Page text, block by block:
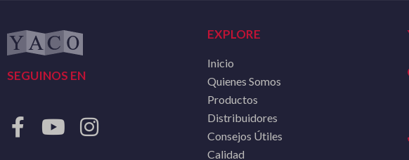
SEGUINOS EN
EXPLORE
Inicio
Quienes Somos
Productos
Distribuidores
Consejos Útiles
Calidad